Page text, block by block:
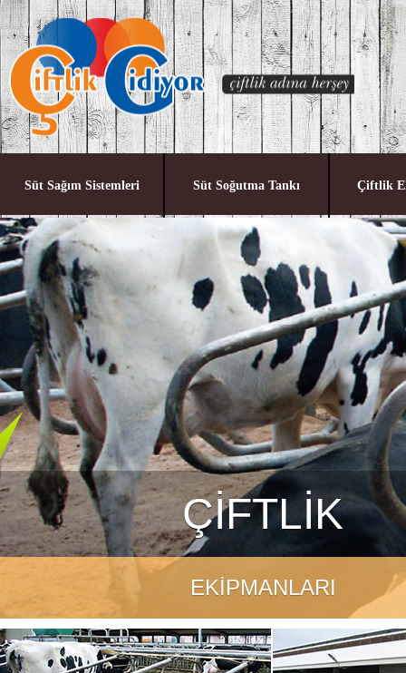
Süt Sağım Sistemleri Süt Soğutma Tankı Çiftlik
ÇİFTLİK
EKİPMANLARI